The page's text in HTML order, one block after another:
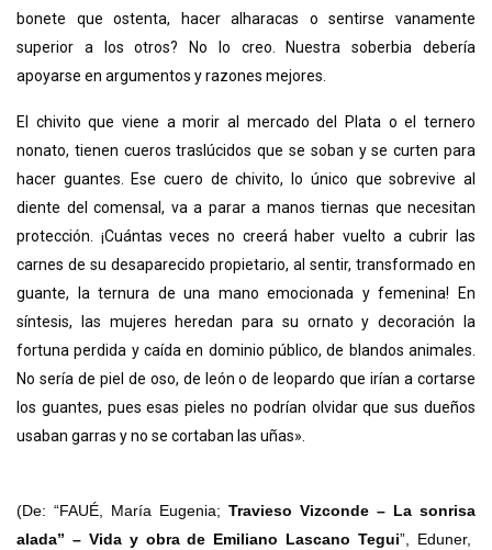
bonete que ostenta, hacer alharacas o sentirse vanamente
superior a los otros? No lo creo. Nuestra soberbia debería
apoyarse en argumentos y razones mejores.
El chivito que viene a morir al mercado del Plata o el ternero
nonato, tienen cueros traslúcidos que se soban y se curten para
hacer guantes. Ese cuero de chivito, lo único que sobrevive al
diente del comensal, va a parar a manos tiernas que necesitan
protección. ¡Cuántas veces no creerá haber vuelto a cubrir las
carnes de su desaparecido propietario, al sentir, transformado en
guante, la ternura de una mano emocionada y femenina! En
síntesis, las mujeres heredan para su ornato y decoración la
fortuna perdida y caída en dominio público, de blandos animales.
No sería de piel de oso, de león o de leopardo que irían a cortarse
los guantes, pues esas pieles no podrían olvidar que sus dueños
usaban garras y no se cortaban las uñas».
(De: “FAUÉ, María Eugenia; Travieso Vizconde – La sonrisa
alada” – Vida y obra de Emiliano Lascano Tegui”, Eduner,